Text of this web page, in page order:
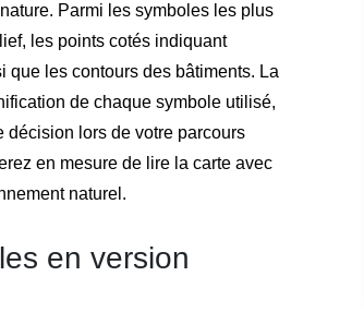
Parmi les symboles les plus
les points cotés indiquant
que les contours des bâtiments. La
de chaque symbole utilisé,
décision lors de votre parcours
en mesure de lire la carte avec
naturel.
en version